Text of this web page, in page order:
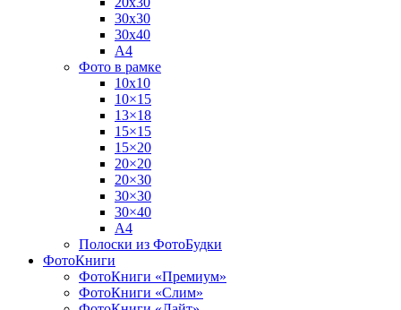
30х30
30х40
А4
Фото в рамке
10х10
10×15
13×18
15×15
15×20
20×20
20×30
30×30
30×40
A4
Полоски из ФотоБудки
ФотоКниги
ФотоКниги «Премиум»
ФотоКниги «Слим»